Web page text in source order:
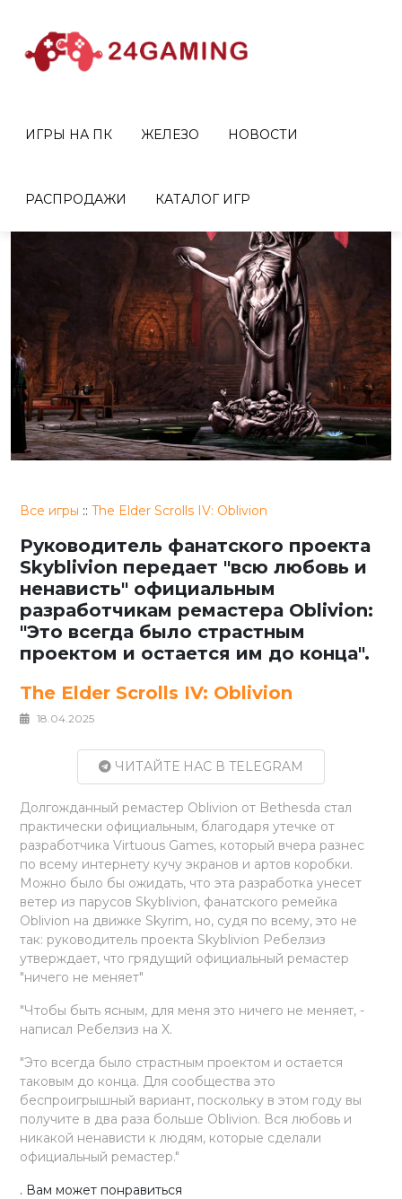
ИГРЫ НА ПК ЖЕЛЕЗО НОВОСТИ
РАСПРОДАЖИ КАТАЛОГ ИГР
Все игры ::The Elder Scrolls IV: Oblivion
Руководитель фанатского проекта
Skyblivion передает "всю любовь и
ненависть" официальным
разработчикам ремастера Oblivion:
"Это всегда было страстным
проектом и остается им до конца".
The Elder Scrolls IV: Oblivion
18.04.2025
ЧИТАЙТЕ НАС В TELEGRAM
Долгожданный ремастер Oblivion от Bethesda стал
практически официальным, благодаря утечке от
разработчика Virtuous Games, который вчера разнес
по всему интернету кучу экранов и артов коробки.
Можно было бы ожидать, что эта разработка унесет
ветер из парусов Skyblivion, фанатского ремейка
Oblivion на движке Skyrim, но, судя по всему, это не
так: руководитель проекта Skyblivion Ребелзиз
утверждает, что грядущий официальный ремастер
"ничего не меняет"
"Чтобы быть ясным, для меня это ничего не меняет, -
написал Ребелзиз на X.
"Это всегда было страстным проектом и остается
таковым до конца. Для сообщества это
беспроигрышный вариант, поскольку в этом году вы
получите в два раза больше Oblivion. Вся любовь и
никакой ненависти к людям, которые сделали
официальный ремастер."
. Вам может понравиться